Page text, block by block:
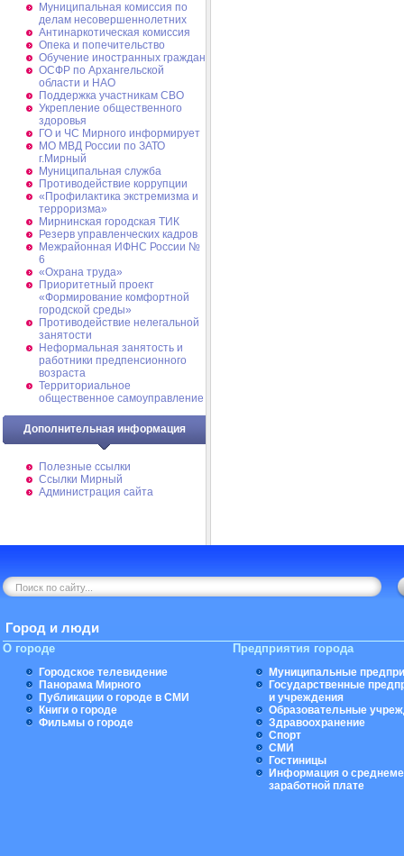
Муниципальная комиссия по
делам несовершеннолетних
Антинаркотическая комиссия
Опека и попечительство
Обучение иностранных граждан
ОСФР по Архангельской
области и НАО
Поддержка участникам СВО
Укрепление общественного
здоровья
ГО и ЧС Мирного информирует
МО МВД России по ЗАТО
г.Мирный
Муниципальная cлужба
Противодействие коррупции
«Профилактика экстремизма и
терроризма»
Мирнинская городская ТИК
Резерв управленческих кадров
Межрайонная ИФНС России №
6
«Охрана труда»
Приоритетный проект
«Формирование комфортной
городской среды»
Противодействие нелегальной
занятости
Неформальная занятость и
работники предпенсионного
возраста
Территориальное
общественное самоуправление
Дополнительная информация
Полезные ссылки
Ссылки Мирный
Администрация сайта
Город и люди
О городе
Городское телевидение
Панорама Мирного
Публикации о городе в СМИ
Книги о городе
Фильмы о городе
Предприятия города
Муниципальные
Государственные
и учреждения
Образовательные
Здравоохранение
Спорт
СМИ
Гостиницы
Информация о
заработной плате